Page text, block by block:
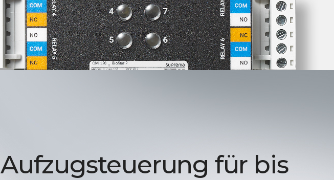
Aufzugsteuerung für bis